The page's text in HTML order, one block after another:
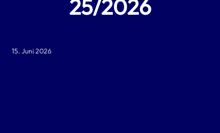
25/2026
15. Juni 2026